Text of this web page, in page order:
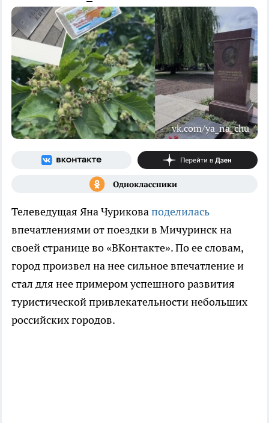
vk.com/ya_na_chu
Телеведущая Яна Чуриковаподелилась
впечатлениями от поездки в Мичуринск на
своей странице во «ВКонтакте». По ее словам,
город произвел на нее сильное впечатление и
стал для нее примером успешного развития
туристической привлекательности небольших
российских городов.